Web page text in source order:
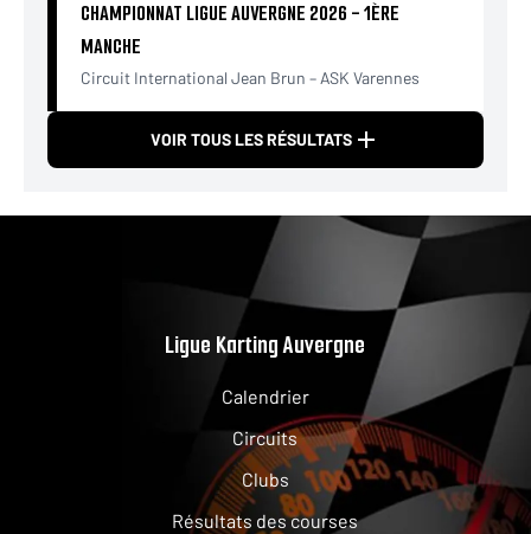
CHAMPIONNAT LIGUE AUVERGNE 2026 - 1ÈRE
MANCHE
Circuit International Jean Brun – ASK Varennes
VOIR TOUS LES RÉSULTATS
Ligue Karting Auvergne
Calendrier
Circuits
Clubs
Résultats des courses